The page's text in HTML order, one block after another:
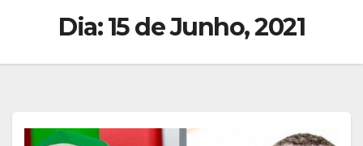
Dia:15 de Junho, 2021